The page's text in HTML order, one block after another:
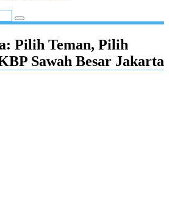
Pilih Teman, Pilih
Sawah Besar Jakarta